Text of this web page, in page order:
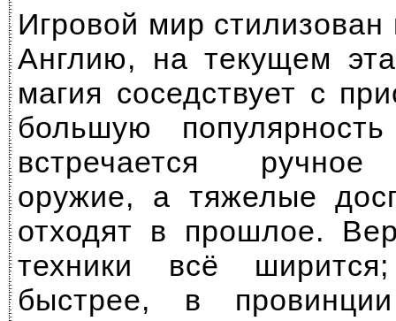
Игровой мир
Англию, на текущем
магия соседствует с
большую
встречается ручное
оружие, а тяжелые
отходят в прошлое.
техники всё
быстрее, в